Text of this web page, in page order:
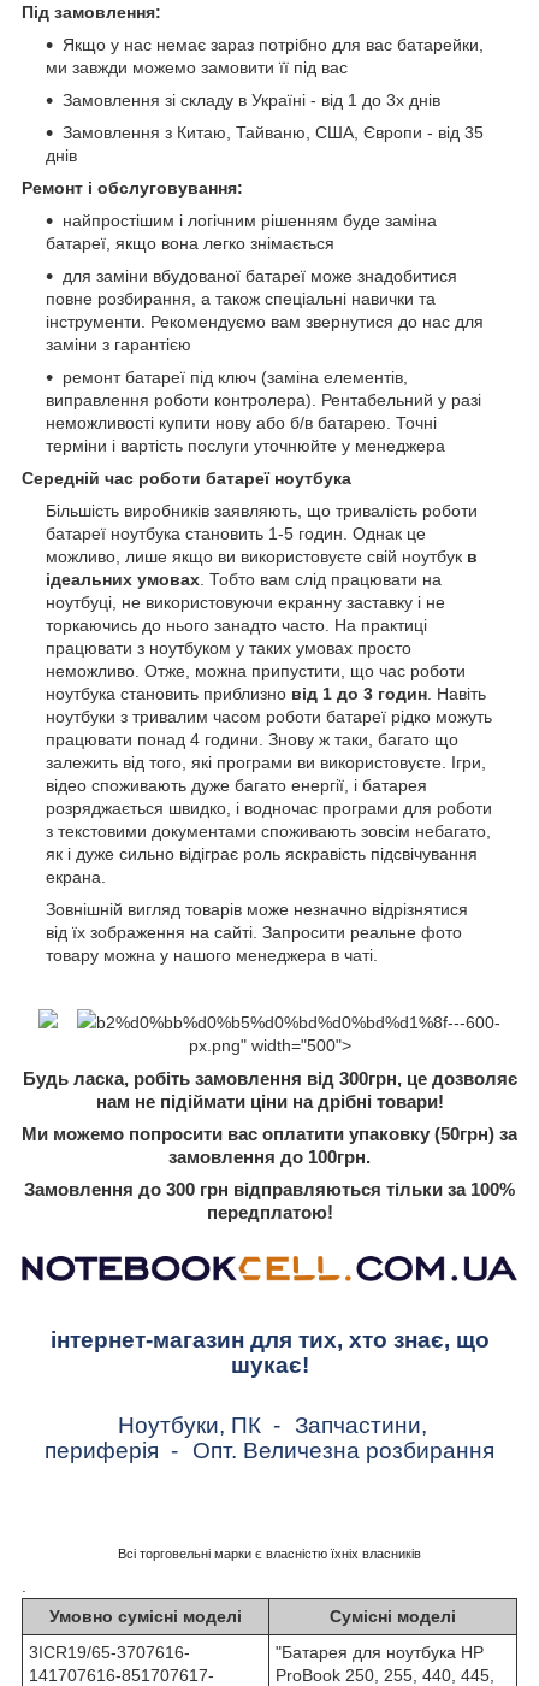
Під замовлення:
Якщо у нас немає зараз потрібно для вас батарейки,
ми завжди можемо замовити її під вас
Замовлення зі складу в Україні - від 1 до 3х днів
Замовлення з Китаю, Тайваню, США, Європи - від 35
днів
Ремонт і обслуговування:
найпростішим і логічним рішенням буде заміна
батареї, якщо вона легко знімається
для заміни вбудованої батареї може знадобитися
повне розбирання, а також спеціальні навички та
інструменти. Рекомендуємо вам звернутися до нас для
заміни з гарантією
ремонт батареї під ключ (заміна елементів,
виправлення роботи контролера). Рентабельний у разі
неможливості купити нову або б/в батарею. Точні
терміни і вартість послуги уточнюйте у менеджера
Середній час роботи батареї ноутбука
Більшість виробників заявляють, що тривалість роботи
батареї ноутбука становить 1-5 годин. Однак це
можливо, лише якщо ви використовуєте свій ноутбук в
ідеальних умовах . Тобто вам слід працювати на
ноутбуці, не використовуючи екранну заставку і не
торкаючись до нього занадто часто. На практиці
працювати з ноутбуком у таких умовах просто
неможливо. Отже, можна припустити, що час роботи
ноутбука становить приблизно від 1 до 3 годин . Навіть
ноутбуки з тривалим часом роботи батареї рідко можуть
працювати понад 4 години. Знову ж таки, багато що
залежить від того, які програми ви використовуєте. Ігри,
відео споживають дуже багато енергії, і батарея
розряджається швидко, і водночас програми для роботи
з текстовими документами споживають зовсім небагато,
як і дуже сильно відіграє роль яскравість підсвічування
екрана.
Зовнішній вигляд товарів може незначно відрізнятися
від їх зображення на сайті. Запросити реальне фото
товару можна у нашого менеджера в чаті.
b2%d0%bb%d0%b5%d0%bd%d0%bd%d1%8f---600-
px.png" width="500">
Будь ласка, робіть замовлення від 300грн, це дозволяє
нам не підіймати ціни на дрібні товари!
Ми можемо попросити вас оплатити упаковку (50грн) за
замовлення до 100грн.
Замовлення до 300 грн відправляються тільки за 100%
передплатою!
інтернет-магазин для тих, хто знає, що
шукає!
Ноутбуки, ПК - Запчастини,
периферія - Опт. Величезна розбирання
Всі торговельні марки є власністю їхніх власників
Умовно сумісні моделі
Сумісні моделі
3ICR19/65-3707616-
141707616-851707617-
"Батарея для ноутбука HP
ProBook 250, 255, 440, 445,